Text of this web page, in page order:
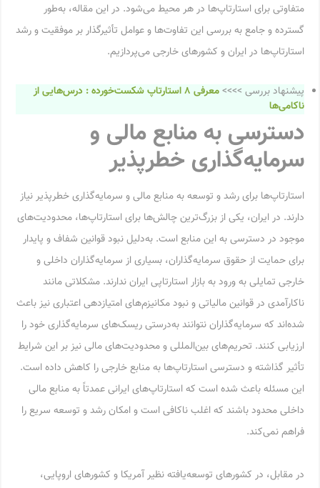
متفاوتی برای استارتاپ‌ها در هر محیط می‌شود. در این مقاله، به‌طور
گسترده و جامع به بررسی این تفاوت‌ها و عوامل تأثیرگذار بر موفقیت و رشد
استارتاپ‌ها در ایران و کشورهای خارجی می‌پردازیم.
پیشنهاد بررسی >>>>
معرفی ۸ استارتاپ شکست‌خورده : درس‌هایی از
ناکامی‌ها
دسترسی به منابع مالی و
سرمایه‌گذاری خطرپذیر
استارتاپ‌ها برای رشد و توسعه به منابع مالی و سرمایه‌گذاری خطرپذیر نیاز
دارند. در ایران، یکی از بزرگ‌ترین چالش‌ها برای استارتاپ‌ها، محدودیت‌های
موجود در دسترسی به این منابع است. به‌دلیل نبود قوانین شفاف و پایدار
برای حمایت از حقوق سرمایه‌گذاران، بسیاری از سرمایه‌گذاران داخلی و
خارجی تمایلی به ورود به بازار استارتاپی ایران ندارند. مشکلاتی مانند
ناکارآمدی در قوانین مالیاتی و نبود مکانیزم‌های امتیازدهی اعتباری نیز باعث
شده‌اند که سرمایه‌گذاران نتوانند به‌درستی ریسک‌های سرمایه‌گذاری خود را
ارزیابی کنند. تحریم‌های بین‌المللی و محدودیت‌های مالی نیز بر این شرایط
تأثیر گذاشته و دسترسی استارتاپ‌ها به منابع خارجی را کاهش داده است.
این مسئله باعث شده است که استارتاپ‌های ایرانی عمدتاً به منابع مالی
داخلی محدود باشند که اغلب ناکافی است و امکان رشد و توسعه سریع را
فراهم نمی‌کند.
در مقابل، در کشورهای توسعه‌یافته نظیر آمریکا و کشورهای اروپایی،